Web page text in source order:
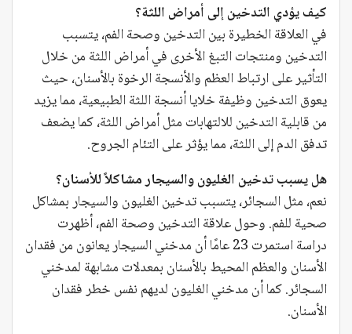
كيف يؤدي التدخين إلى أمراض اللثة؟
في العلاقة الخطيرة بين التدخين وصحة الفم، يتسبب
التدخين ومنتجات التبغ الأخرى في أمراض اللثة من خلال
التأثير على ارتباط العظم والأنسجة الرخوة بالأسنان، حيث
يعوق التدخين وظيفة خلايا أنسجة اللثة الطبيعية، مما يزيد
من قابلية التدخين للالتهابات مثل أمراض اللثة، كما يضعف
تدفق الدم إلى اللثة، مما يؤثر على التئام الجروح.
هل يسبب تدخين الغليون والسيجار مشاكلاً للأسنان؟
نعم، مثل السجائر، يتسبب تدخين الغليون والسيجار بمشاكل
صحية للفم. وحول علاقة التدخين وصحة الفم، أظهرت
دراسة استمرت 23 عامًا أن مدخني السيجار يعانون من فقدان
الأسنان والعظم المحيط بالأسنان بمعدلات مشابهة لمدخني
السجائر. كما أن مدخني الغليون لديهم نفس خطر فقدان
الأسنان.